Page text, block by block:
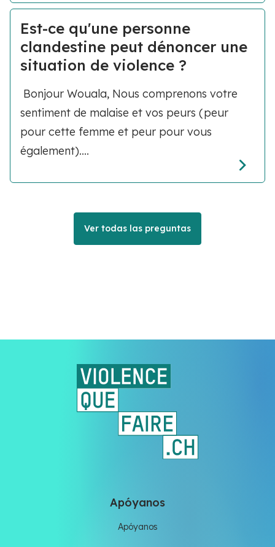
Est-ce qu'une personne
clandestine peut dénoncer une
situation de violence ?
Bonjour Wouala, Nous comprenons votre
sentiment de malaise et vos peurs (peur
pour cette femme et peur pour vous
également)....
Ver todas las preguntas
Apóyanos
Apóyanos